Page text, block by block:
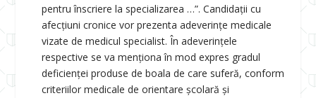
pentru înscriere la specializarea …”. Candidaţii cu
afecţiuni cronice vor prezenta adeverinţe medicale
vizate de medicul specialist. În adeverinţele
respective se va menţiona în mod expres gradul
deficienţei produse de boala de care suferă, conform
criteriilor medicale de orientare şcolară şi